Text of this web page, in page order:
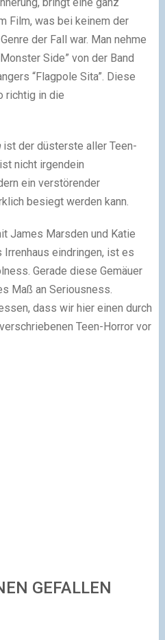
Film, was bei keinem der
der Fall war. Man nehme
Side” von der Band
“Flagpole Sita”. Diese
richtig in die
ist der düsterste aller Teen-
nicht irgendein
ein verstörender
besiegt werden kann.
James Marsden und Katie
eindringen, ist es
Gerade diese Gemäuer
Maß an Seriousness.
dass wir hier einen durch
Teen-Horror vor
GEFALLEN